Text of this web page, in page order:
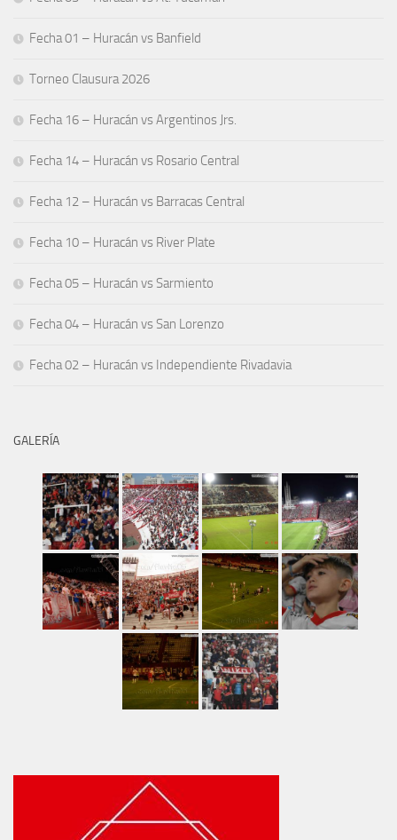
Fecha 01 – Huracán vs Banfield
Torneo Clausura 2026
Fecha 16 – Huracán vs Argentinos Jrs.
Fecha 14 – Huracán vs Rosario Central
Fecha 12 – Huracán vs Barracas Central
Fecha 10 – Huracán vs River Plate
Fecha 05 – Huracán vs Sarmiento
Fecha 04 – Huracán vs San Lorenzo
Fecha 02 – Huracán vs Independiente Rivadavia
GALERÍA